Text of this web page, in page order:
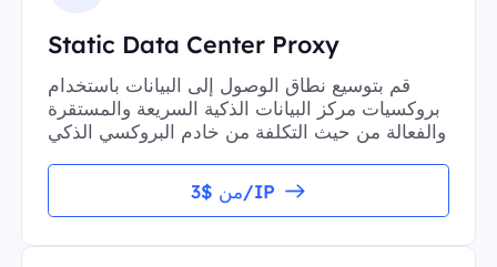
Static Data Center Proxy
قم بتوسيع نطاق الوصول إلى البيانات باستخدام
بروكسيات مركز البيانات الذكية السريعة والمستقرة
والفعالة من حيث التكلفة من خادم البروكسي الذكي
من $3/IP